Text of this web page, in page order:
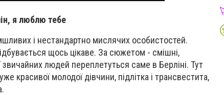
я люблю тебе
і нестандартно мислячих особистостей.
щось цікаве. За сюжетом - смішні,
звичайних людей переплетуться саме в Берліні. Тут
красивої молодої дівчини, підлітка і трансвестита,